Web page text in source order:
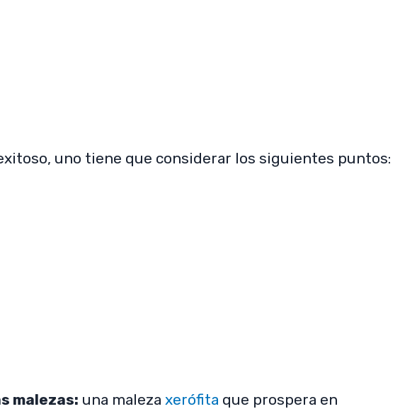
uno tiene que considerar los siguientes puntos:
malezas: una maleza xerófita que prospera en